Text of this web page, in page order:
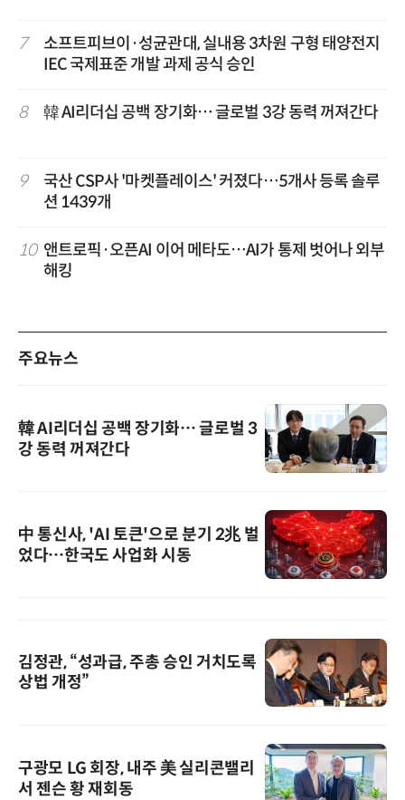
7
소프트피브이·성균관대, 실내용 3차원 구형 태양전지
IEC 국제표준 개발 과제 공식 승인
8 韓 AI리더십 공백 장기화… 글로벌 3강 동력 꺼져간다
9
국산 CSP사 '마켓플레이스' 커졌다…5개사 등록 솔루
션 1439개
10 앤트로픽·오픈AI 이어 메타도…AI가 통제 벗어나 외부
해킹
주요뉴스
韓 AI리더십 공백 장기화… 글로벌 3
강 동력 꺼져간다
中 통신사, 'AI 토큰'으로 분기 2兆 벌
었다…한국도 사업화 시동
김정관, “성과급, 주총 승인 거치도록
상법 개정”
구광모 LG 회장, 내주 美 실리콘밸리
서 젠슨 황 재회동